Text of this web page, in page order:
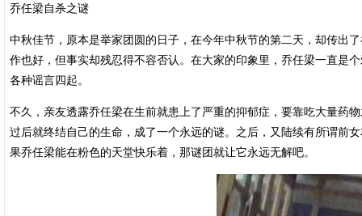
乔任梁自杀之谜
中秋佳节，原本是举家团圆的日子，在今年中秋节的第二天，却传出
作也好，但事实却残忍得不容否认。在大家的印象里，乔任梁一直是
各种谣言四起。
不久，亲友透露乔任梁在生前就患上了严重的抑郁症，要靠吃大量药
过后就终结自己的生命，成了一个永远的谜。之后，又陆续有所谓前
果乔任梁能在粉色的天堂快乐着，那谜团就让它永远无解吧。